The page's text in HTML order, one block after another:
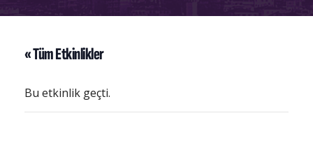
« Tüm Etkinlikler
Bu etkinlik geçti.